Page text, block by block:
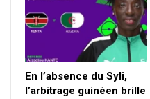
En l’absence du Syli,
l’arbitrage guinéen brille